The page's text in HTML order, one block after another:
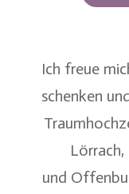
Ich freue
schenken
Lörrach,
und